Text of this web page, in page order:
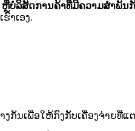
ບໍລິສັດການຄ້າທີ່ມີຄວາມສໍາພັນກັ
າເອງ.
ກັນເພື່ອໃຫ້ກົງກັບເຄື່ອງຈ່າຍທີ່ແ